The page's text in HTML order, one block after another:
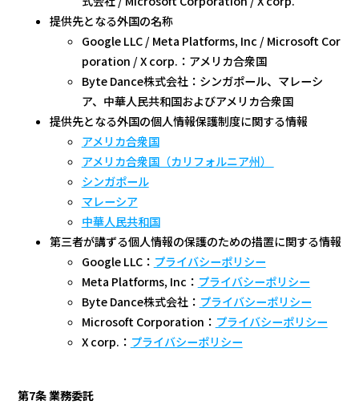
提供先となる外国の名称
Google LLC / Meta Platforms, Inc / Microsoft Cor
poration / X corp.：アメリカ合衆国
Byte Dance株式会社：シンガポール、マレーシ
ア、中華人民共和国およびアメリカ合衆国
提供先となる外国の個人情報保護制度に関する情報
アメリカ合衆国
アメリカ合衆国（カリフォルニア州）
シンガポール
マレーシア
中華人民共和国
第三者が講ずる個人情報の保護のための措置に関する情報
Google LLC： プライバシーポリシー
Meta Platforms, Inc： プライバシーポリシー
Byte Dance株式会社： プライバシーポリシー
Microsoft Corporation： プライバシーポリシー
X corp.： プライバシーポリシー
第7条 業務委託